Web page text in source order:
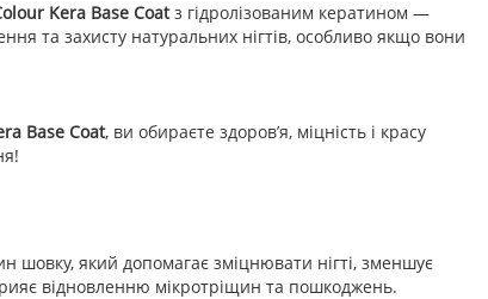
Kera Base Coatз гідролізованим кератином —
та захисту натуральних нігтів, особливо якщо вони
Base Coat, ви обираєте здоров’я, міцність і красу
шовку, який допомагає зміцнювати нігті, зменшує
відновленню мікротріщин та пошкоджень.